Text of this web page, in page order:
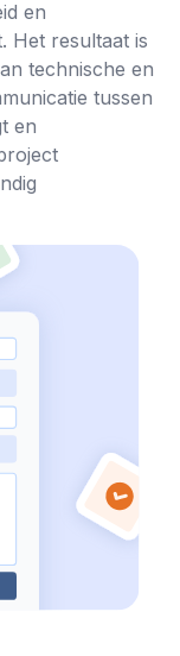
en
Het resultaat is
technische en
tussen
en